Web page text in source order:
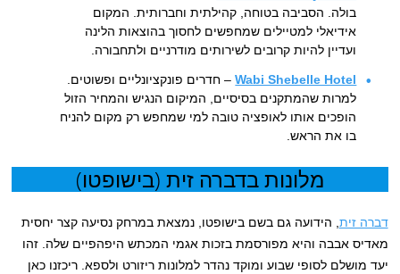
בולה. הסביבה בטוחה, קהילתית וחברותית. המקום
אידיאלי למטיילים שמחפשים לחסוך בהוצאות הלינה
ועדיין להיות קרובים לשירותים מודרניים ולתחבורה.
Wabi Shebelle Hotel– חדרים פונקציונליים ופשוטים.
למרות שהמתקנים בסיסיים, המיקום הנגיש והמחיר הזול
הופכים אותו לאופציה טובה למי שמחפש רק מקום להניח
בו את הראש.
מלונות בדברה זית (בישופטו)
דברה זית , הידועה גם בשם בישופטו, נמצאת במרחק נסיעה קצר יחסית
מאדיס אבבה והיא מפורסמת בזכות אגמי המכתש היפהפיים שלה. זהו
יעד מושלם לסופי שבוע ומוקד נהדר למלונות ריזורט ולספא. ריכזנו כאן